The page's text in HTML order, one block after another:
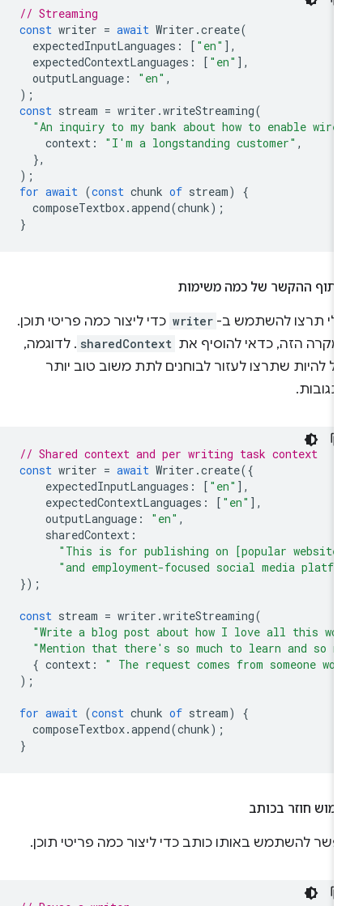
// Streaming
const writer = await Writer.create
expectedInputLanguages : ["en"
expectedContextLanguages : ["en"
outputLanguage : "en"
const stream = writer.writeStreaming
"An inquiry to my bank about how to enable
context : "I'm a longstanding customer"
for await (const chunk of stream
composeTextbox.append(chunk
ההקשר של כמה משימות
תרצו להשתמש ב- writer כדי ליצור כמה פריטי תוכן.
הזה, כדאי להוסיף את sharedContext . לדוגמה,
להיות שתרצו לעזור לבוחנים לתת משוב טוב יותר
// Shared context and per writing task context
const writer = await Writer.create
expectedInputLanguages : ["en"
expectedContextLanguages : ["en"
outputLanguage : "en"
sharedContext
"This is for publishing on [popular website
"and employment-focused social media
const stream = writer.writeStreaming
"Write a blog post about how I love all this
"Mention that there's so much to learn and so
{ context
" The request comes from someone
for await (const chunk of stream
composeTextbox.append(chunk
חוזר בכותב
להשתמש באותו כותב כדי ליצור כמה פריטי תוכן.